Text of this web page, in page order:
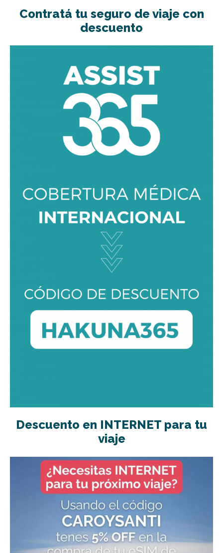
Contratá tu seguro de viaje con
descuento
Descuento en INTERNET para tu
viaje